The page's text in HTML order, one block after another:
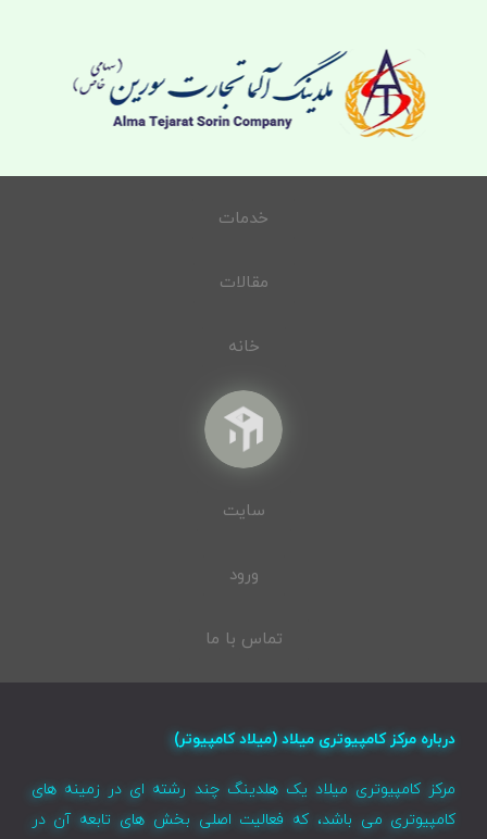
خدمات
مقالات
خانه
سایت
ورود
تماس با ما
درباره مرکز کامپیوتری میلاد (میلاد کامپیوتر)
مرکز کامپیوتری میلاد یک هلدینگ چند رشته ای در زمینه های
کامپیوتری می باشد، که فعالیت اصلی بخش های تابعه آن در